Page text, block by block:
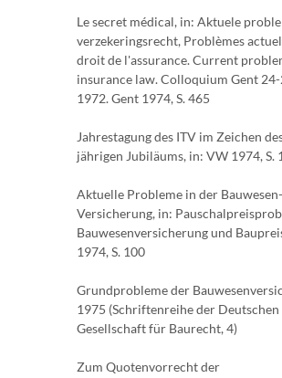
Le secret médical, in: Aktuele
verzekeringsrecht, Problèmes
droit de l'assurance. Current
insurance law. Colloquium Gent
1972. Gent 1974, S. 465
Jahrestagung des ITV im Zeichen
jährigen Jubiläums, in: VW 1974, S.
Aktuelle Probleme in der Bauwesen-
Versicherung, in:
Bauwesenversicherung und
1974, S. 100
Grundprobleme der
1975 (Schriftenreihe der Deutschen
Gesellschaft für Baurecht, 4)
Zum Quotenvorrecht der